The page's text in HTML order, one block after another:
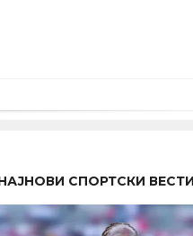
СПОРТСКИ ВЕСТИ